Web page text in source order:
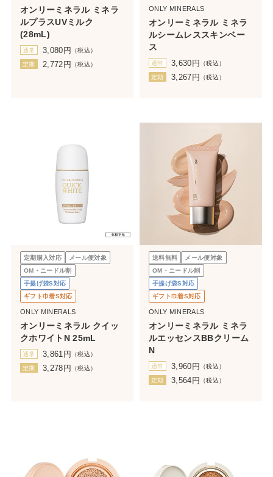
オンリーミネラル ミネラ
ルプラスUVミルク
(28mL)
通常 3,080 円 （税込）
定期 2,772 円 （税込）
ONLY MINERALS
オンリーミネラル ミネラ
ルシームレススキンベー
ス
通常 3,630 円 （税込）
定期 3,267 円 （税込）
定期購入対応
メール便対象
OM・ニードル割
手提げ袋S対応
ギフト巾着S対応
ONLY MINERALS
オンリーミネラル クイッ
クホワイトN 25mL
通常 3,861 円 （税込）
定期 3,278 円 （税込）
送料無料
メール便対象
OM・ニードル割
手提げ袋S対応
ギフト巾着S対応
ONLY MINERALS
オンリーミネラル ミネラ
ルエッセンスBBクリーム
N
通常 3,960 円 （税込）
定期 3,564 円 （税込）